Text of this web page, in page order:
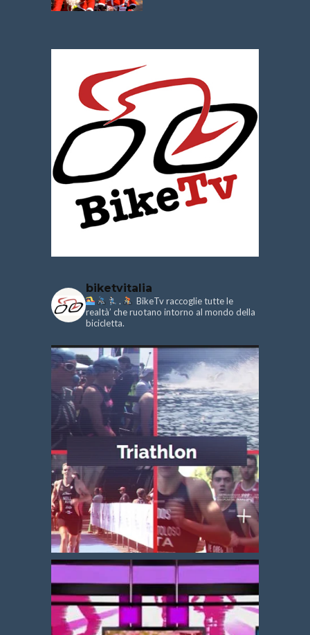
biketvitalia
.
BikeTv raccoglie tutte le
realtà’ che ruotano intorno al mondo della
bicicletta.